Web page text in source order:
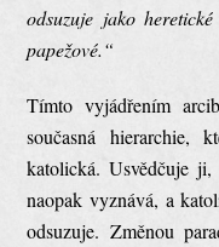
odsuzuje jako
papežové.“
Tímto vyjádřením
současná hierarchie,
katolická. Usvědčuje
naopak vyznává, a
odsuzuje. Změnou